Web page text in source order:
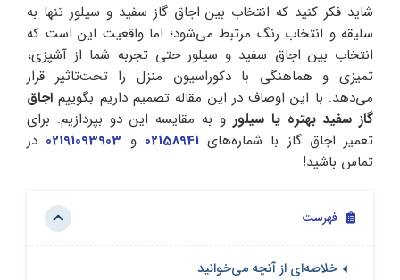
شاید فکر کنید که انتخاب بین اجاق گاز سفید و سیلور تنها به
سلیقه و انتخاب رنگ مرتبط می‌شود؛ اما واقعیت این است که
انتخاب بین اجاق سفید و سیلور حتی تجربه شما از آشپزی،
تمیزی و هماهنگی با دکوراسیون منزل را تحت‌تاثیر قرار
می‌دهد. با این اوصاف در این مقاله تصمیم داریم بگوییم اجاق
گاز سفید بهتره یا سیلور و به مقایسه این دو بپردازیم. برای
تعمیر اجاق گاز با شماره‌های 02158941 و 02191093903 در
تماس باشید!
فهرست
خلاصه‌ای از آنچه می‌خوانید